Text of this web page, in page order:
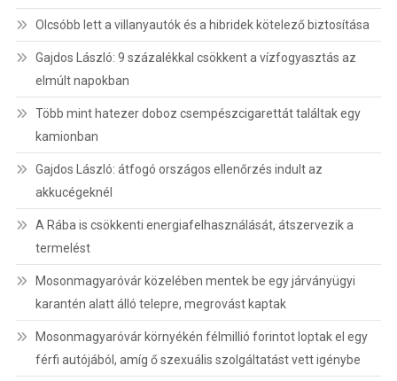
Olcsóbb lett a villanyautók és a hibridek kötelező biztosítása
Gajdos László: 9 százalékkal csökkent a vízfogyasztás az
elmúlt napokban
Több mint hatezer doboz csempészcigarettát találtak egy
kamionban
Gajdos László: átfogó országos ellenőrzés indult az
akkucégeknél
A Rába is csökkenti energiafelhasználását, átszervezik a
termelést
Mosonmagyaróvár közelében mentek be egy járványügyi
karantén alatt álló telepre, megrovást kaptak
Mosonmagyaróvár környékén félmillió forintot loptak el egy
férfi autójából, amíg ő szexuális szolgáltatást vett igénybe